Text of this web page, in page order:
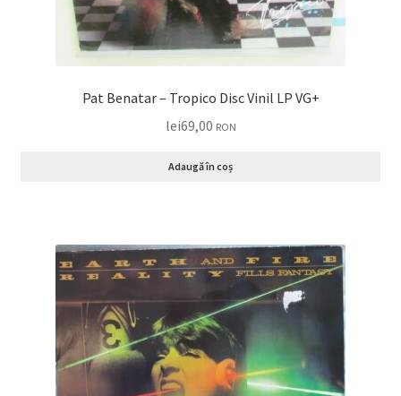
Pat Benatar – Tropico Disc Vinil LP VG+
lei69,00 RON
Adaugă în coș